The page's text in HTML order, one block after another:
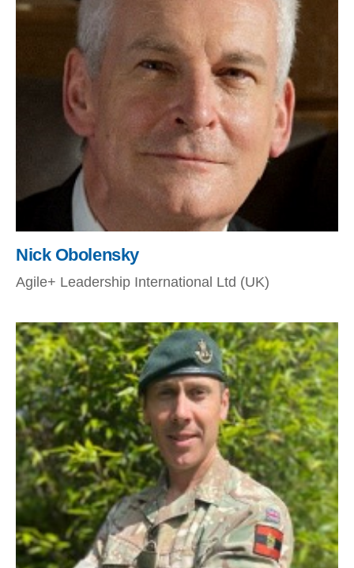
Nick Obolensky
Agile+ Leadership International Ltd (UK)